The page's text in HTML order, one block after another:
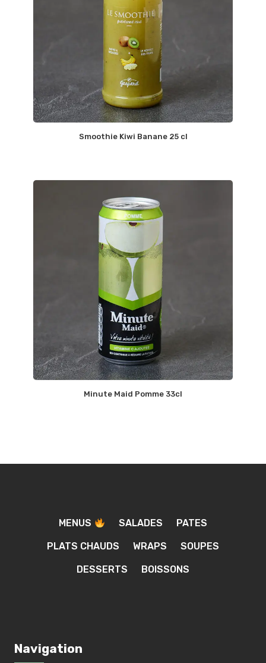
Smoothie Kiwi Banane 25 cl
Minute Maid Pomme 33cl
MENUS SALADES PATES
PLATS CHAUDS WRAPS SOUPES
DESSERTS BOISSONS
Navigation